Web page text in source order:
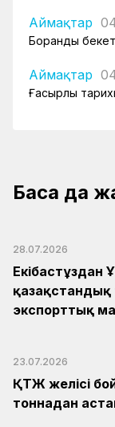
Аймақтар
Боранды
Аймақтар
Ғасырлық
Басқа да
28.07.2026
Екібастұздан
экспорттық
23.07.2026
ҚТЖ желісі
тоннадан